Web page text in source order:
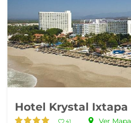
Hotel Krystal Ixtapa
41
Ver Mapa